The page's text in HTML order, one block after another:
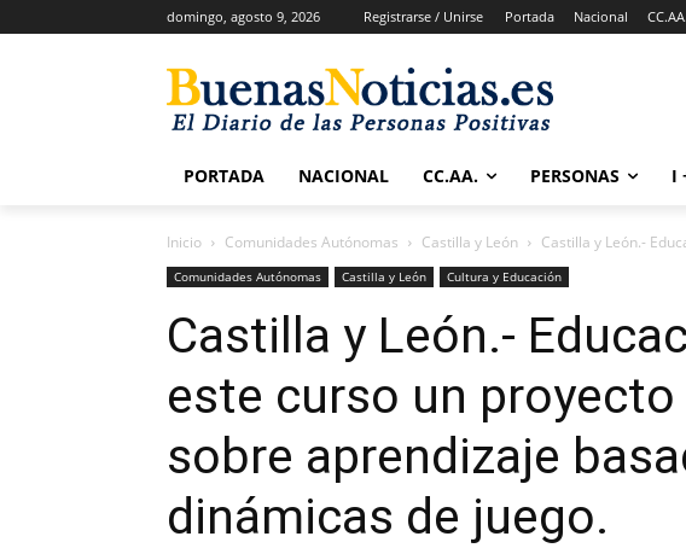
domingo, agosto 9, 2026 Registrarse / Unirse Portada Nacional CC.AA.
PORTADA NACIONAL CC.AA. PERSONAS I
Inicio Comunidades Autónomas Castilla y León Castilla y León.-
Comunidades Autónomas Castilla y León Cultura y Educación
Castilla y León.-
este curso un proyecto
sobre aprendizaje
dinámicas de juego.